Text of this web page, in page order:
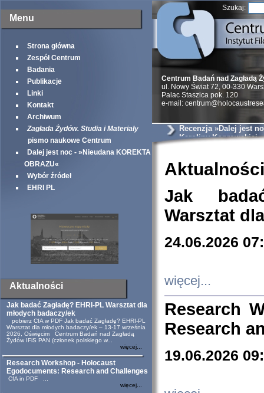
Menu
Strona główna
Zespół Centrum
Badania
Publikacje
Linki
Kontakt
Archiwum
Zagłada Żydów. Studia i Materiały
pismo naukowe Centrum
Dalej jest noc - »Nieudana KOREKTA
OBRAZU«
Wybór źródeł
EHRI PL
Aktualności
Jak badać Zagładę? EHRI-PL Warsztat dla
młodych badaczy/ek
pobierz CfA w PDF Jak badać Zagładę? EHRI-PL
Warsztat dla młodych badaczy/ek – 13-17 września
2026, Oświęcim Centrum Badań nad Zagładą
Żydów IFiS PAN (członek polskiego w...
więcej...
Research Workshop - Holocaust
Egodocuments: Research and Challenges
CfA in PDF ...
więcej...
Szukaj:
Centrum Badań nad Zagładą
ul. Nowy Świat 72, 00-330
Palac Staszica pok. 120
e-mail:
Recenzja »Dalej jest
Karoliny Koprowskiej
Aktualności
Jak
Warsztat
24.06.2026
więcej...
Research
Research
19.06.2026